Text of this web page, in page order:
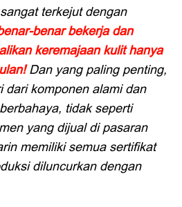
terkejut dengan
benar bekerja dan
keremajaan kulit hanya
Dan yang paling penting,
dari komponen alami dan
tidak seperti
yang dijual di pasaran
memiliki semua sertifikat
diluncurkan dengan